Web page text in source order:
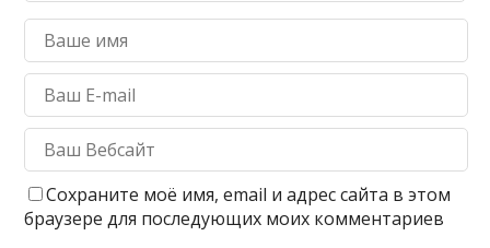
Сохраните моё имя, email и адрес сайта в этом
браузере для последующих моих комментариев